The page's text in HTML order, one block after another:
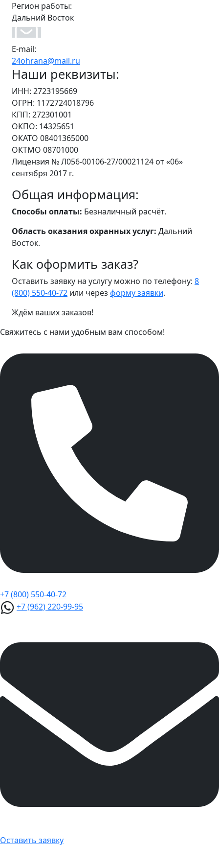
Регион работы:
Дальний Восток
E-mail:
24ohrana@mail.ru
Наши реквизиты:
ИНН: 2723195669
ОГРН: 1172724018796
КПП: 272301001
ОКПО: 14325651
ОКАТО 08401365000
ОКТМО 08701000
Лицензия № Л056-00106-27/00021124 от «06»
сентября 2017 г.
Общая информация:
Способы оплаты: Безналичный расчёт.
Область оказания охранных услуг: Дальний
Восток.
Как оформить заказ?
Оставить заявку на услугу можно по телефону: 8
(800) 550-40-72 или через форму заявки.
Ждём ваших заказов!
Свяжитесь с нами удобным вам способом!
+7 (800) 550-40-72
+7 (962) 220-99-95
Оставить заявку